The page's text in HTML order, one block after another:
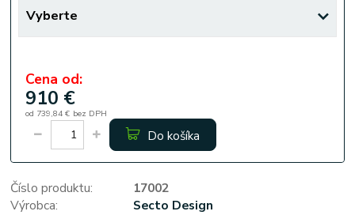
Cena od:
910 €
od 739,84 € bez DPH
Do košíka
Číslo produktu:
17002
Výrobca:
Secto Design